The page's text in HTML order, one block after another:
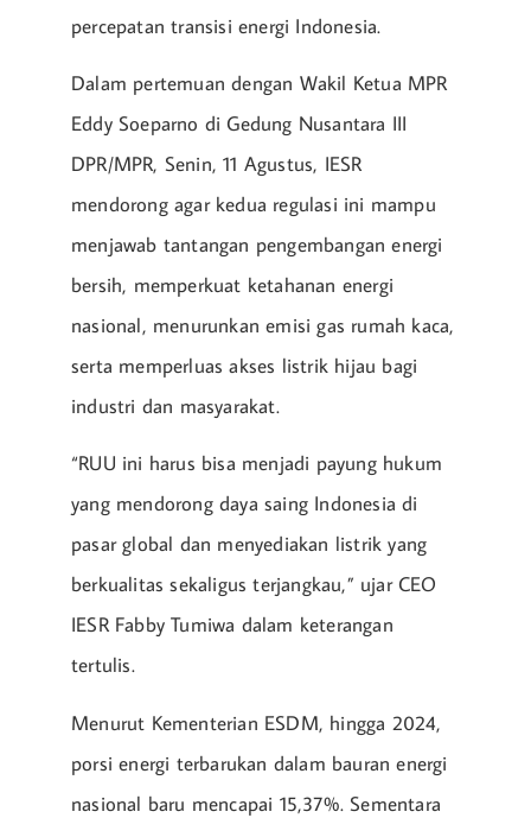
percepatan transisi energi Indonesia.
Dalam pertemuan dengan Wakil Ketua MPR
Eddy Soeparno di Gedung Nusantara III
DPR/MPR, Senin, 11 Agustus, IESR
mendorong agar kedua regulasi ini mampu
menjawab tantangan pengembangan energi
bersih, memperkuat ketahanan energi
nasional, menurunkan emisi gas rumah kaca,
serta memperluas akses listrik hijau bagi
industri dan masyarakat.
“RUU ini harus bisa menjadi payung hukum
yang mendorong daya saing Indonesia di
pasar global dan menyediakan listrik yang
berkualitas sekaligus terjangkau,” ujar CEO
IESR Fabby Tumiwa dalam keterangan
tertulis.
Menurut Kementerian ESDM, hingga 2024,
porsi energi terbarukan dalam bauran energi
nasional baru mencapai 15,37%. Sementara